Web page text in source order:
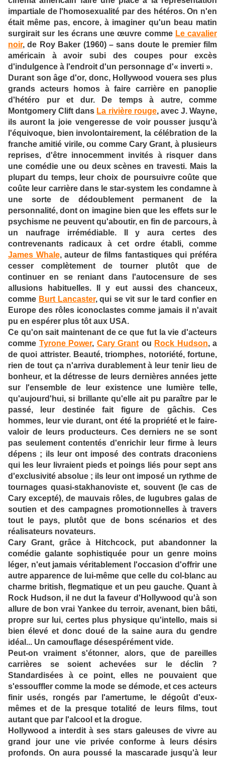
impartiale de l'homosexualité par des hétéros. On n'en
était même pas, encore, à imaginer qu'un beau matin
surgirait sur les écrans une œuvre comme Le cavalier
noir, de Roy Baker (1960) – sans doute le premier film
américain à avoir subi des coupes pour excès
d'indulgence à l'endroit d'un personnage d'« inverti ».
Durant son âge d'or, donc, Hollywood vouera ses plus
grands acteurs homos à faire carrière en panoplie
d'hétéro pur et dur. De temps à autre, comme
Montgomery Clift dans La rivière rouge, avec J. Wayne,
ils auront la joie vengeresse de voir pousser jusqu'à
l'équivoque, bien involontairement, la célébration de la
franche amitié virile, ou comme Cary Grant, à plusieurs
reprises, d'être innocemment invités à risquer dans
une comédie une ou deux scènes en travesti. Mais la
plupart du temps, leur choix de poursuivre coûte que
coûte leur carrière dans le star-system les condamne à
une sorte de dédoublement permanent de la
personnalité, dont on imagine bien que les effets sur le
psychisme ne peuvent qu'aboutir, en fin de parcours, à
un naufrage irrémédiable. Il y aura certes des
contrevenants radicaux à cet ordre établi, comme
James Whale, auteur de films fantastiques qui préféra
cesser complètement de tourner plutôt que de
continuer en se reniant dans l'autocensure de ses
allusions habituelles. Il y eut aussi des chanceux,
comme Burt Lancaster, qui se vit sur le tard confier en
Europe des rôles iconoclastes comme jamais il n'avait
pu en espérer plus tôt aux USA.
Ce qu'on sait maintenant de ce que fut la vie d'acteurs
comme Tyrone Power, Cary Grant ou Rock Hudson, a
de quoi attrister. Beauté, triomphes, notoriété, fortune,
rien de tout ça n'arriva durablement à leur tenir lieu de
bonheur, et la détresse de leurs dernières années jette
sur l'ensemble de leur existence une lumière telle,
qu'aujourd'hui, si brillante qu'elle ait pu paraître par le
passé, leur destinée fait figure de gâchis. Ces
hommes, leur vie durant, ont été la propriété et le faire-
valoir de leurs producteurs. Ces derniers ne se sont
pas seulement contentés d'enrichir leur firme à leurs
dépens ; ils leur ont imposé des contrats draconiens
qui les leur livraient pieds et poings liés pour sept ans
d'exclusivité absolue ; ils leur ont imposé un rythme de
tournages quasi-stakhanoviste et, souvent (le cas de
Cary excepté), de mauvais rôles, de lugubres galas de
soutien et des campagnes promotionnelles à travers
tout le pays, plutôt que de bons scénarios et des
réalisateurs novateurs.
Cary Grant, grâce à Hitchcock, put abandonner la
comédie galante sophistiquée pour un genre moins
léger, n'eut jamais véritablement l'occasion d'offrir une
autre apparence de lui-même que celle du col-blanc au
charme british, flegmatique et un peu gauche. Quant à
Rock Hudson, il ne dut la faveur d'Hollywood qu'à son
allure de bon vrai Yankee du terroir, avenant, bien bâti,
propre sur lui, certes plus physique qu'intello, mais si
bien élevé et donc doué de la saine aura du gendre
idéal... Un camouflage désespérément vide.
Peut-on vraiment s'étonner, alors, que de pareilles
carrières se soient achevées sur le déclin ?
Standardisées à ce point, elles ne pouvaient que
s'essouffler comme la mode se démode, et ces acteurs
finir usés, rongés par l'amertume, le dégoût d'eux-
mêmes et de la presque totalité de leurs films, tout
autant que par l'alcool et la drogue.
Hollywood a interdit à ses stars galeuses de vivre au
grand jour une vie privée conforme à leurs désirs
profonds. On aura poussé la mascarade jusqu'à leur